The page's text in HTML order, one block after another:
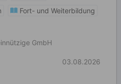
Fort- und Weiterbildung
GmbH
03.08.2026